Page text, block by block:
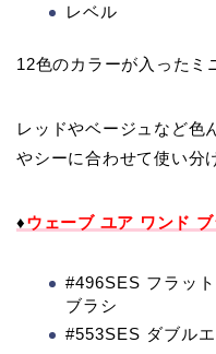
レベル
12色のカラーが入ったミ
レッドやベージュなど色
やシーに合わせて使い分
♦ウェーブ ユア ワンド ブ
#496SES フラッ
ブラシ
#553SES ダブル